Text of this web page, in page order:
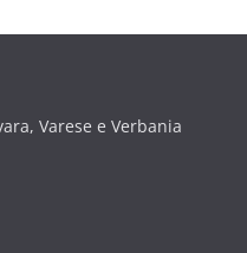
Varese e Verbania